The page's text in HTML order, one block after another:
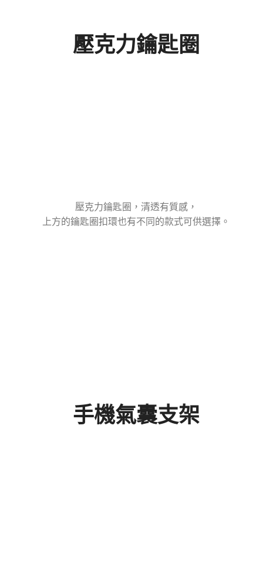
壓克力鑰匙圈
壓克力鑰匙圈，清透有質感，
上方的鑰匙圈扣環也有不同的款式可供選擇。
手機氣囊支架